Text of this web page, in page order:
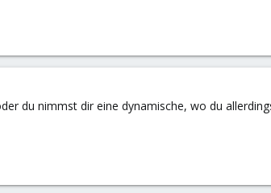
du nimmst dir eine dynamische, wo du